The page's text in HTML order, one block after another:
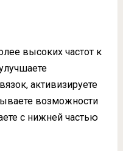
высоких частот к
активизируете
возможности
с нижней частью